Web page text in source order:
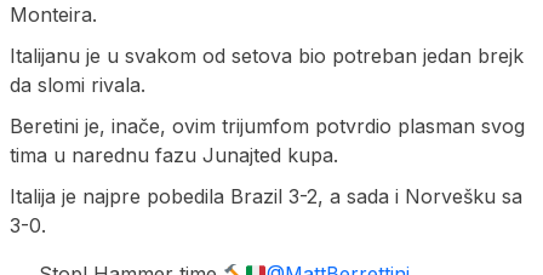
Monteira.
Italijanu je u svakom od setova bio potreban jedan brejk
da slomi rivala.
Beretini je, inače, ovim trijumfom potvrdio plasman svog
tima u narednu fazu Junajted kupa.
Italija je najpre pobedila Brazil 3-2, a sada i Norvešku sa
3-0.